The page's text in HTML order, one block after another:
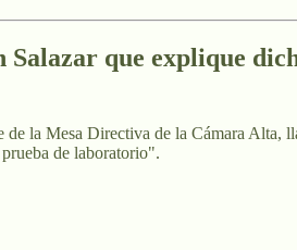
Salazar que explique
la Mesa Directiva de la Cámara Alta,
de laboratorio".